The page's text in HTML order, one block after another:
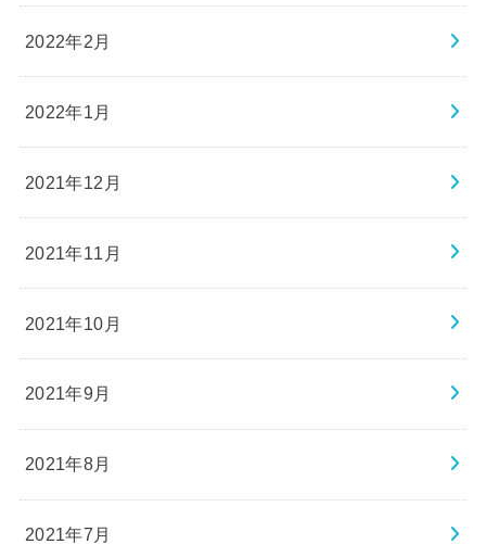
2022年2月
2022年1月
2021年12月
2021年11月
2021年10月
2021年9月
2021年8月
2021年7月